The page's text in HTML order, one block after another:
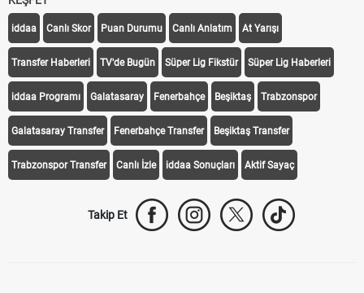
iddaa Canlı Skor Puan Durumu Canlı Anlatım At Yarışı
Transfer Haberleri TV'de Bugün Süper Lig Fikstür Süper Lig Haberleri
iddaa Programı Galatasaray Fenerbahçe Beşiktaş Trabzonspor
Galatasaray Transfer Fenerbahçe Transfer Beşiktaş Transfer
Trabzonspor Transfer Canlı İzle iddaa Sonuçları Aktif Sayaç
Takip Et